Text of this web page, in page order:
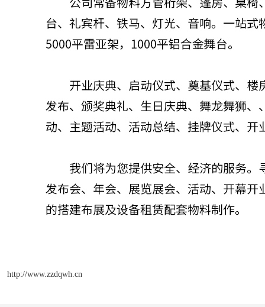
http://www.zzdqwh.cn